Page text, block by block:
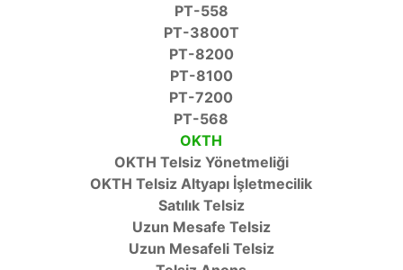
PT-558
PT-3800T
PT-8200
PT-8100
PT-7200
PT-568
OKTH
OKTH Telsiz Yönetmeliği
OKTH Telsiz Altyapı İşletmecilik
Satılık Telsiz
Uzun Mesafe Telsiz
Uzun Mesafeli Telsiz